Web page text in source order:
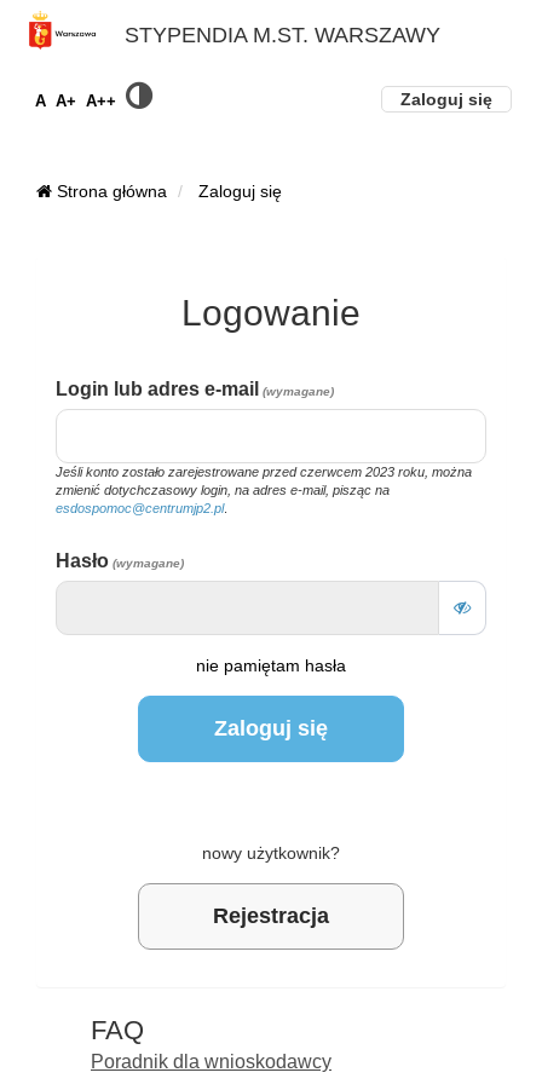
STYPENDIA M.ST. WARSZAWY
Zaloguj się
A A+ A++
Strona główna Zaloguj się
Logowanie
Login lub adres e-mail
Jeśli konto zostało zarejestrowane przed czerwcem 2023 roku, można
zmienić dotychczasowy login, na adres e-mail, pisząc na
esdospomoc@centrumjp2.pl.
Hasło
nie pamiętam hasła
nowy użytkownik?
Rejestracja
FAQ
Poradnik dla wnioskodawcy